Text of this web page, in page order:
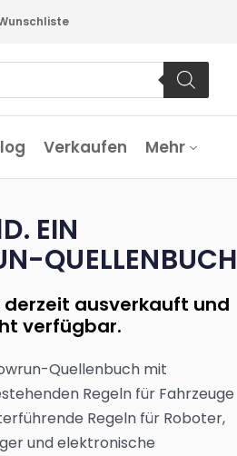
Verkaufen Mehr
EIN
QUELLENBUCH
derzeit ausverkauft und
verfügbar.
Quellenbuch mit
Regeln für Fahrzeuge
Regeln für Roboter,
und elektronische